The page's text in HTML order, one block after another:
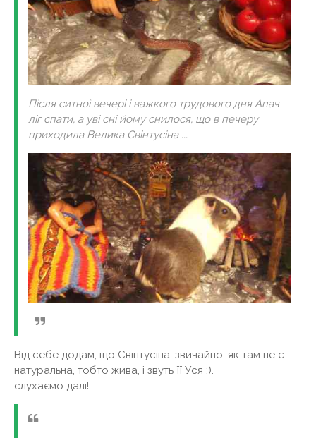
Після ситної вечері і важкого трудового дня Апач
ліг спати, а уві сні йому снилося, що в печеру
приходила Велика Свінтусіна ...
Від себе додам, що Свінтусіна, звичайно, як там не є
натуральна, тобто жива, і звуть її Уся :).
слухаємо далі!